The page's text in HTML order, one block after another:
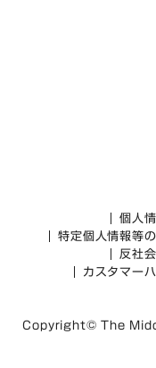
個人
特定個人情報等
反社
カスタマー
Copyright© The